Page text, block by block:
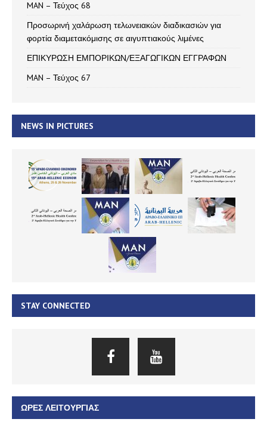
MAN – Τεύχος 68
Προσωρινή χαλάρωση τελωνειακών διαδικασιών για
φορτία διαμετακόμισης σε αιγυπτιακούς λιμένες
ΕΠΙΚΥΡΩΣΗ ΕΜΠΟΡΙΚΩΝ/ΕΞΑΓΩΓΙΚΩΝ ΕΓΓΡΑΦΩΝ
MAN – Τεύχος 67
NEWS IN PICTURES
STAY CONNECTED
ΏΡΕΣ ΛΕΙΤΟΥΡΓΊΑΣ